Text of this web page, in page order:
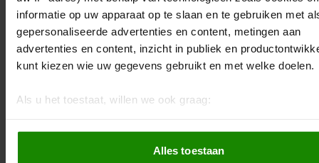
informatie op uw apparaat op te slaan en te gebruiken met
gepersonaliseerde advertenties en content, metingen aan
advertenties en content, inzicht in publiek en
kunt kiezen wie uw gegevens gebruikt en met welke doelen.
Als u het toestaat, willen we ook graag:
een paar meter nauwkeurig kan zijn
Uw apparaat identificeren door het actief te scannen
Alles toestaan
Slecht geslapen of flink gehuild? Gezwollen ogen komen
nooit goed uit. Met deze tips zorg je ervoor dat je
oogleden hun normale proporties terugkrijgen.